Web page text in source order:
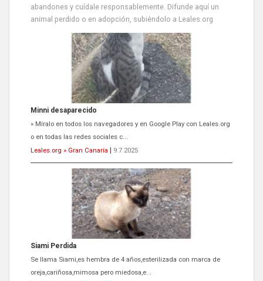
abandones y cuídale responsablemente. Difunde aquí un
animal perdido o en adopción, subiéndolo a Leales.org
Minni desaparecido
» Míralo en todos los navegadores y en Google Play con Leales.org
o en todas las redes sociales c...
Leales.org » Gran Canaria
9.7.2025
Siami Perdida
Se llama Siami,es hembra de 4 años,esterilizada con marca de
oreja,cariñosa,mimosa pero miedosa,e...